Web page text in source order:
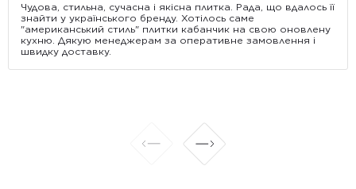
Чудова, стильна, сучасна і якісна плитка. Рада, що вдалось її
знайти у українського бренду. Хотілось саме
"американський стиль" плитки кабанчик на свою оновлену
кухню. Дякую менеджерам за оперативне замовлення і
швидку доставку.